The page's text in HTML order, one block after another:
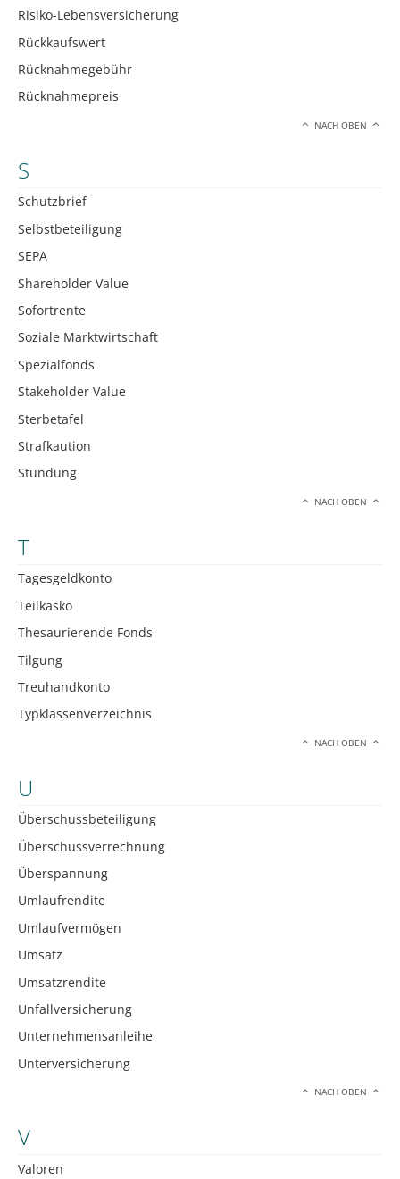
Risiko-Lebensversicherung
Rückkaufswert
Rücknahmegebühr
Rücknahmepreis
NACH OBEN
S
Schutzbrief
Selbstbeteiligung
SEPA
Shareholder Value
Sofortrente
Soziale Marktwirtschaft
Spezialfonds
Stakeholder Value
Sterbetafel
Strafkaution
Stundung
NACH OBEN
T
Tagesgeldkonto
Teilkasko
Thesaurierende Fonds
Tilgung
Treuhandkonto
Typklassenverzeichnis
NACH OBEN
U
Überschussbeteiligung
Überschussverrechnung
Überspannung
Umlaufrendite
Umlaufvermögen
Umsatz
Umsatzrendite
Unfallversicherung
Unternehmensanleihe
Unterversicherung
NACH OBEN
V
Valoren